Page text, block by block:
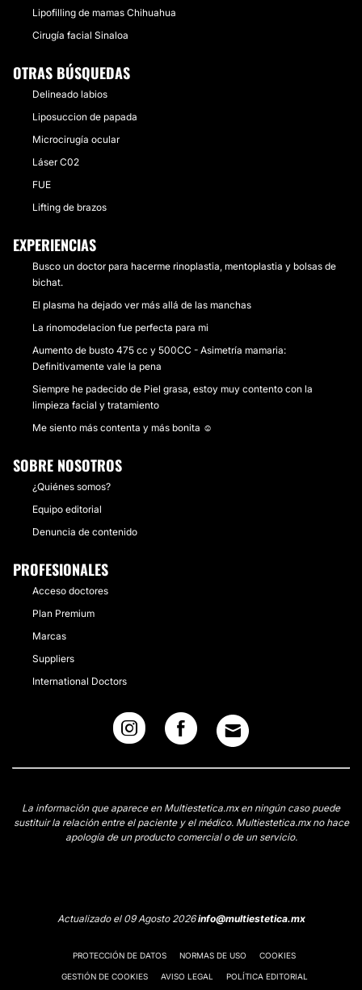
Lipofilling de mamas Chihuahua
Cirugía facial Sinaloa
OTRAS BÚSQUEDAS
Delineado labios
Liposuccion de papada
Microcirugía ocular
Láser C02
FUE
Lifting de brazos
EXPERIENCIAS
Busco un doctor para hacerme rinoplastia, mentoplastia y bolsas de
bichat.
El plasma ha dejado ver más allá de las manchas
La rinomodelacion fue perfecta para mi
Aumento de busto 475 cc y 500CC - Asimetría mamaria:
Definitivamente vale la pena
Siempre he padecido de Piel grasa, estoy muy contento con la
limpieza facial y tratamiento
Me siento más contenta y más bonita ☺️
SOBRE NOSOTROS
¿Quiénes somos?
Equipo editorial
Denuncia de contenido
PROFESIONALES
Acceso doctores
Plan Premium
Marcas
Suppliers
International Doctors
La información que aparece en Multiestetica.mx en ningún caso puede
sustituir la relación entre el paciente y el médico. Multiestetica.mx no hace
apología de un producto comercial o de un servicio.
Actualizado el 09 Agosto 2026info@multiestetica.mx
PROTECCIÓN DE DATOS NORMAS DE USO COOKIES
GESTIÓN DE COOKIES AVISO LEGAL POLÍTICA EDITORIAL